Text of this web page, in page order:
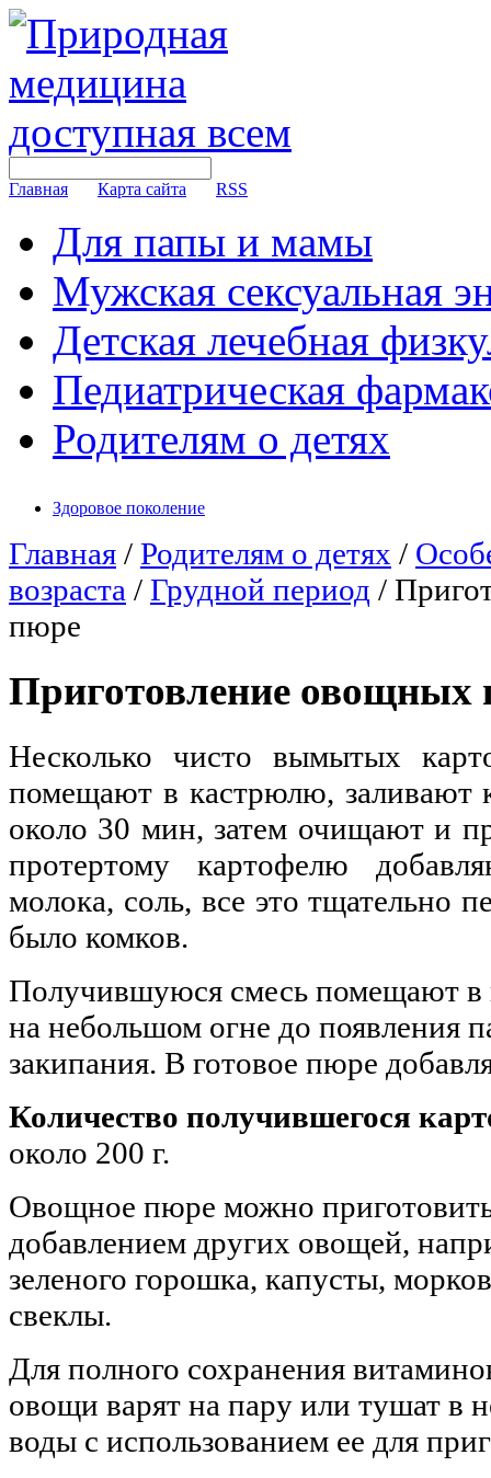
Главная Карта сайта RSS
Для папы и мамы
Мужская сексуальная
Детская лечебная
Педиатрическая
Родителям о детях
Здоровое поколение
Главная / Родителям о детях /
возраста / Грудной период /
пюре
Приготовление овощных
Несколько чисто вымытых
помещают в кастрюлю, заливают
около 30 мин, затем очищают и
протертому картофелю
молока, соль, все это тщательно
было комков.
Получившуюся смесь помещают в
на небольшом огне до появления
закипания. В готовое пюре
Количество получившегося
около 200 г.
Овощное пюре можно
добавлением других овощей,
зеленого горошка, капусты,
свеклы.
Для полного сохранения
овощи варят на пару или тушат в
воды с использованием ее для